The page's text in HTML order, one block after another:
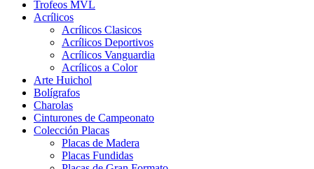
Trofeos MVL
Acrílicos
Acrílicos Clasicos
Acrílicos Deportivos
Acrílicos Vanguardia
Acrílicos a Color
Arte Huichol
Bolígrafos
Charolas
Cinturones de Campeonato
Colección Placas
Placas de Madera
Placas Fundidas